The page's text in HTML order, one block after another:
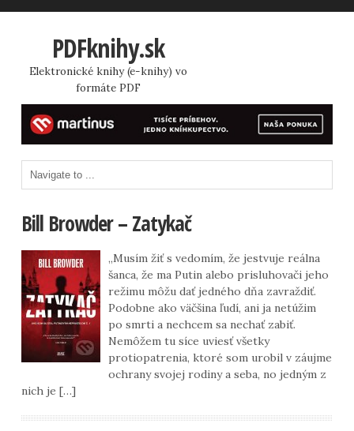
PDFknihy.sk
Elektronické knihy (e-knihy) vo
formáte PDF
Bill Browder – Zatykač
„Musím žiť s vedomím, že jestvuje reálna
šanca, že ma Putin alebo prisluhovači jeho
režimu môžu dať jedného dňa zavraždiť.
Podobne ako väčšina ľudí, ani ja netúžim
po smrti a nechcem sa nechať zabiť.
Nemôžem tu síce uviesť všetky
protiopatrenia, ktoré som urobil v záujme
ochrany svojej rodiny a seba, no jedným z
nich je […]